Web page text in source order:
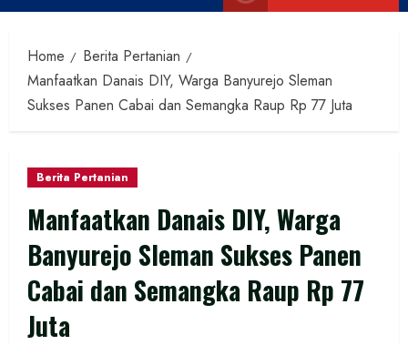
Home
Berita Pertanian
Manfaatkan Danais DIY, Warga Banyurejo Sleman
Sukses Panen Cabai dan Semangka Raup Rp 77 Juta
Berita Pertanian
Manfaatkan Danais DIY, Warga
Banyurejo Sleman Sukses Panen
Cabai dan Semangka Raup Rp 77
Juta